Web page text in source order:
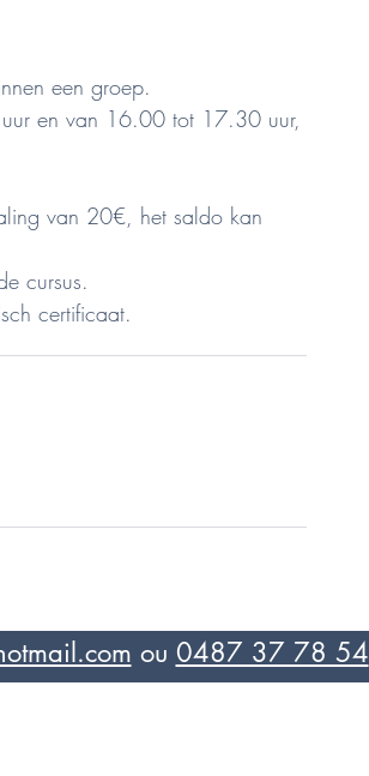
een groep.
en van 16.00 tot 17.30 uur,
van 20€, het saldo kan
cursus.
ou 0487 37 78 54